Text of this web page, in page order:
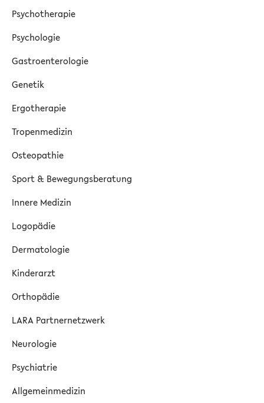
Psychotherapie
Psychologie
Gastroenterologie
Genetik
Ergotherapie
Tropenmedizin
Osteopathie
Sport & Bewegungsberatung
Innere Medizin
Logopädie
Dermatologie
Kinderarzt
Orthopädie
LARA Partnernetzwerk
Neurologie
Psychiatrie
Allgemeinmedizin